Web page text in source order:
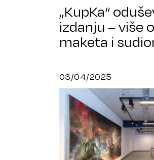
„KupKa“
izdanju – više
maketa i
03/04/2025